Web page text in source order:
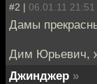
#2 | 06.01.11 21:51
Дамы
Дим Юрьевич,
Джинджер »